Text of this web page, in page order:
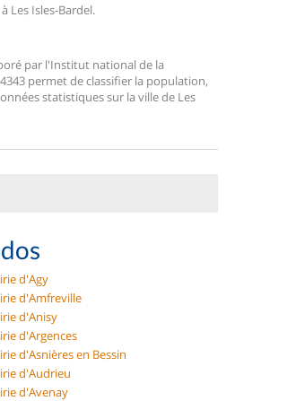
Les Isles-Bardel.
par l'Institut national de la
permet de classifier la population,
statistiques sur la ville de Les
d'Agy
d'Amfreville
d'Anisy
d'Argences
d'Asnières en Bessin
d'Audrieu
d'Avenay